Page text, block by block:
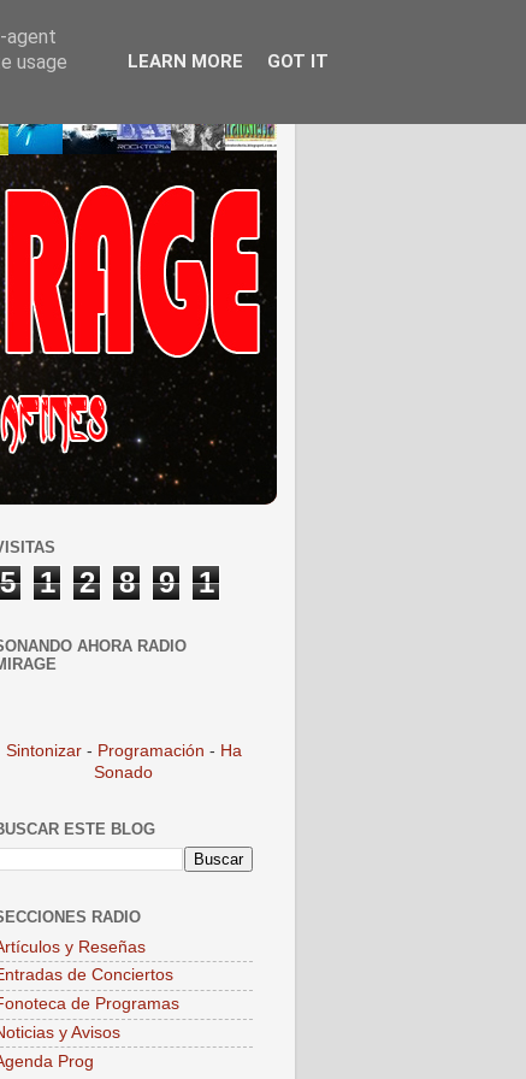
5 1 2 8 9 1
AHORA RADIO
Sintonizar - Programación - Ha
Sonado
ESTE BLOG
RADIO
y Reseñas
de Conciertos
de Programas
y Avisos
Prog
agent
usage
LEARN MORE GOT IT